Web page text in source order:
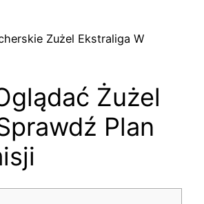
Zużel Ekstraliga W
Żużel
Plan